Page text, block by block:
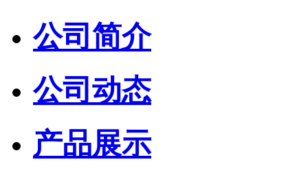
公司简介
公司动态
产品展示